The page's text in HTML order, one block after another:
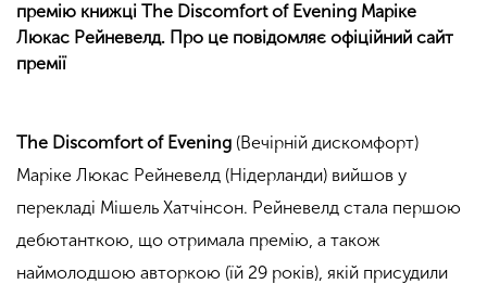
премію книжці The Discomfort of Evening Маріке
Люкас Рейневелд. Про це повідомляє офіційний сайт
премії
The Discomfort of Evening (Вечірній дискомфорт)
Маріке Люкас Рейневелд (Нідерланди) вийшов у
перекладі Мішель Хатчінсон. Рейневелд стала першою
дебютанткою, що отримала премію, а також
наймолодшою авторкою (їй 29 років), якій присудили